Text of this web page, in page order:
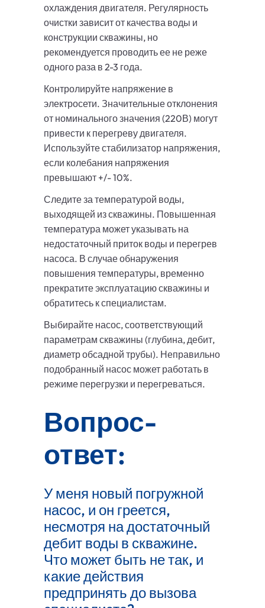
охлаждения двигателя. Регулярность
очистки зависит от качества воды и
конструкции скважины, но
рекомендуется проводить ее не реже
одного раза в 2-3 года.
Контролируйте напряжение в
электросети. Значительные отклонения
от номинального значения (220В) могут
привести к перегреву двигателя.
Используйте стабилизатор напряжения,
если колебания напряжения
превышают +/- 10%.
Следите за температурой воды,
выходящей из скважины. Повышенная
температура может указывать на
недостаточный приток воды и перегрев
насоса. В случае обнаружения
повышения температуры, временно
прекратите эксплуатацию скважины и
обратитесь к специалистам.
Выбирайте насос, соответствующий
параметрам скважины (глубина, дебит,
диаметр обсадной трубы). Неправильно
подобранный насос может работать в
режиме перегрузки и перегреваться.
Вопрос-
ответ:
У меня новый погружной
насос, и он греется,
несмотря на достаточный
дебит воды в скважине.
Что может быть не так, и
какие действия
предпринять до вызова